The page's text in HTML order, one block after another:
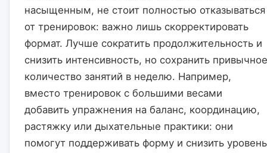
насыщенным, не стоит полностью отказываться
от тренировок: важно лишь скорректировать
формат. Лучше сократить продолжительность и
снизить интенсивность, но сохранить привычное
количество занятий в неделю. Например,
вместо тренировок с большими весами
добавить упражнения на баланс, координацию,
растяжку или дыхательные практики: они
помогут поддерживать форму и снизить уровень